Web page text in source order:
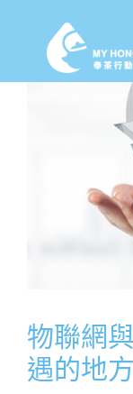
物聯網
遇的地方